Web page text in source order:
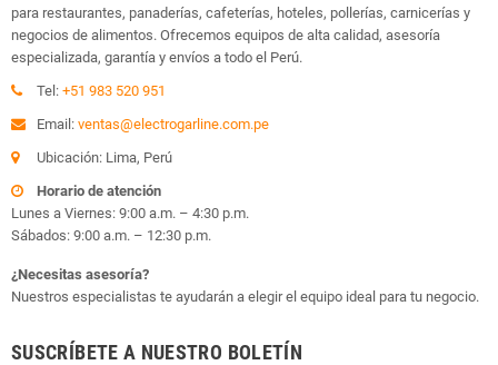
para restaurantes, panaderías, cafeterías, hoteles, pollerías, carnicerías y
negocios de alimentos. Ofrecemos equipos de alta calidad, asesoría
especializada, garantía y envíos a todo el Perú.
Tel: +51 983 520 951
Email: ventas@electrogarline.com.pe
Ubicación: Lima, Perú
Horario de atención
Lunes a Viernes: 9:00 a.m. – 4:30 p.m.
Sábados: 9:00 a.m. – 12:30 p.m.
¿Necesitas asesoría?
Nuestros especialistas te ayudarán a elegir el equipo ideal para tu negocio.
SUSCRÍBETE A NUESTRO BOLETÍN